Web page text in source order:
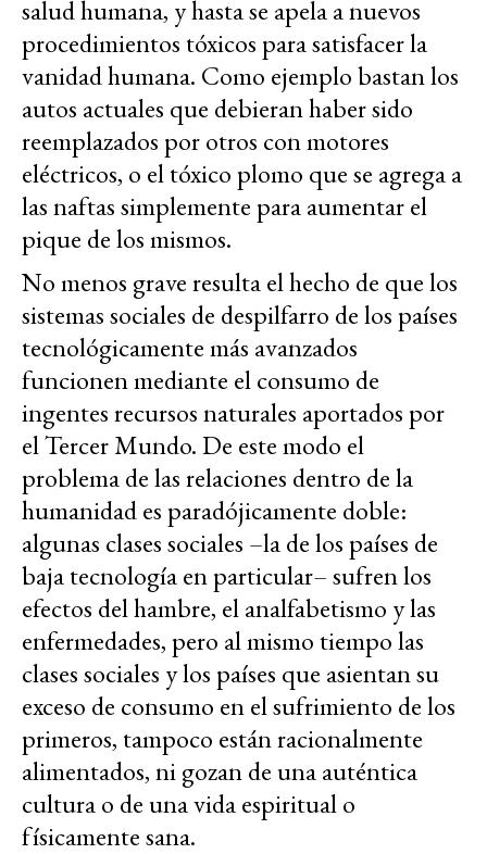
salud humana, y hasta se apela a nuevos
procedimientos tóxicos para satisfacer la
vanidad humana. Como ejemplo bastan los
autos actuales que debieran haber sido
reemplazados por otros con motores
eléctricos, o el tóxico plomo que se agrega a
las naftas simplemente para aumentar el
pique de los mismos.
No menos grave resulta el hecho de que los
sistemas sociales de despilfarro de los países
tecnológicamente más avanzados
funcionen mediante el consumo de
ingentes recursos naturales aportados por
el Tercer Mundo. De este modo el
problema de las relaciones dentro de la
humanidad es paradójicamente doble:
algunas clases sociales –la de los países de
baja tecnología en particular– sufren los
efectos del hambre, el analfabetismo y las
enfermedades, pero al mismo tiempo las
clases sociales y los países que asientan su
exceso de consumo en el sufrimiento de los
primeros, tampoco están racionalmente
alimentados, ni gozan de una auténtica
cultura o de una vida espiritual o
físicamente sana.